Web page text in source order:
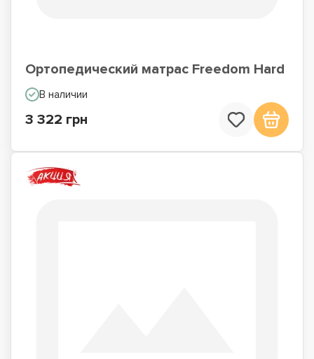
Ортопедический матрас Freedom Hard
В наличии
3 322 грн